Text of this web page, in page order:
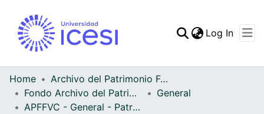
Statistics
Log In
Home
Archivo del Patrimonio Fotográfico y Fílmico del Valle del Cauca
Fondo Archivo del Patrimonio Fotográfico y Fílmico del Valle del Cauca
General
APFFVC - General - Patrimonial